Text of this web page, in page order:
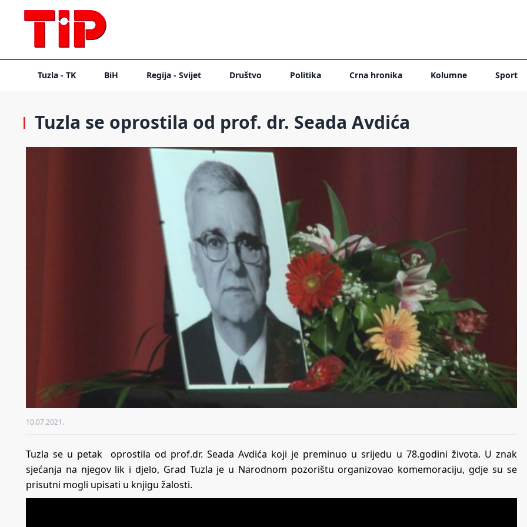
Tuzla - TK BiH Regija - Svijet Društvo Politika Crna hronika Kolumne Sport
Tuzla se oprostila od prof. dr. Seada Avdića
10.07.2021.
Tuzla se u petak oprostila od prof.dr. Seada Avdića koji je preminuo u srijedu u 78.godini života. U znak
sjećanja na njegov lik i djelo, Grad Tuzla je u Narodnom pozorištu organizovao komemoraciju, gdje su se
prisutni mogli upisati u knjigu žalosti.